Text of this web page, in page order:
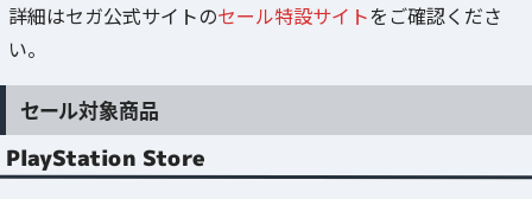
詳細はセガ公式サイトのセール特設サイトをご確認くださ
い。
セール対象商品
PlayStation Store